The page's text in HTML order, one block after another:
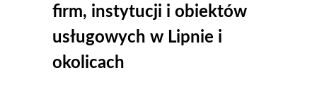
firm, instytucji i obiektów
usługowych w Lipnie i
okolicach